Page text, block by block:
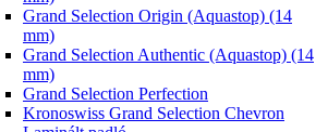
Grand Selection Origin (Aquastop) (14
mm)
Grand Selection Authentic (Aquastop) (14
mm)
Grand Selection Perfection
Kronoswiss Grand Selection Chevron